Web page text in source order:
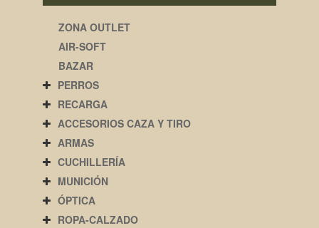
ZONA OUTLET
AIR-SOFT
BAZAR
PERROS
RECARGA
ACCESORIOS CAZA Y TIRO
ARMAS
CUCHILLERÍA
MUNICIÓN
ÓPTICA
ROPA-CALZADO